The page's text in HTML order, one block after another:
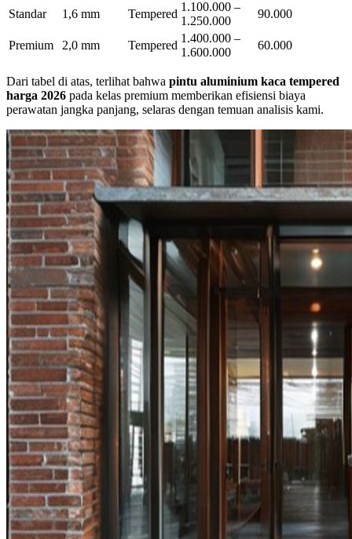
Standar 1,6 mm Tempered
1.100.000 –
1.250.000
90.000
Premium 2,0 mm Tempered
1.400.000 –
1.600.000
60.000
Dari tabel di atas, terlihat bahwa pintu aluminium kaca tempered
harga 2026 pada kelas premium memberikan efisiensi biaya
perawatan jangka panjang, selaras dengan temuan analisis kami.